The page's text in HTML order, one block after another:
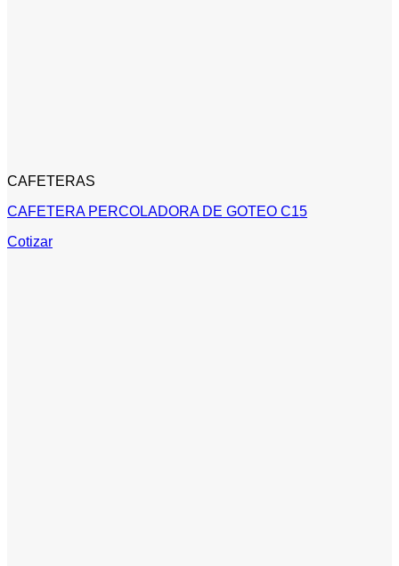
CAFETERAS
CAFETERA PERCOLADORA DE GOTEO C15
Cotizar